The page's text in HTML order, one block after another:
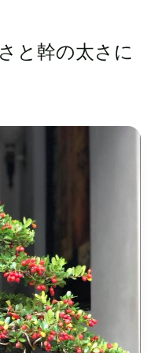
と幹の太さに